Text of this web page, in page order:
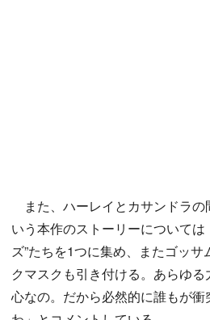
また、ハーレイとカサンドラの
いう本作のストーリーについては
ズ”たちを1つに集め、またゴッ
クマスクも引き付ける。あらゆ
心なの。だから必然的に誰もが